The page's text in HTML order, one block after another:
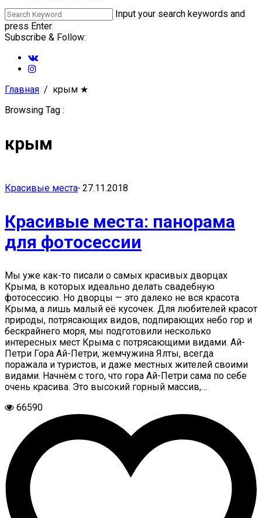
Input your search keywords and
press Enter.
Subscribe & Follow:
Главная крым ★
Browsing Tag :
крым
Красивые места- 27.11.2018
Красивые места: панорама
для фотосессии
Мы уже как-то писали о самых красивых дворцах
Крыма, в которых идеально делать свадебную
фотосессию. Но дворцы — это далеко не вся красота
Крыма, а лишь малый её кусочек. Для любителей красот
природы, потрясающих видов, подпирающих небо гор и
бескрайнего моря, мы подготовили несколько
интересных мест Крыма с потрясающими видами. Ай-
Петри Гора Ай-Петри, жемчужина Ялты, всегда
поражала и туристов, и даже местных жителей своими
видами. Начнём с того, что гора Ай-Петри сама по себе
очень красива. Это высокий горный массив,…
66590